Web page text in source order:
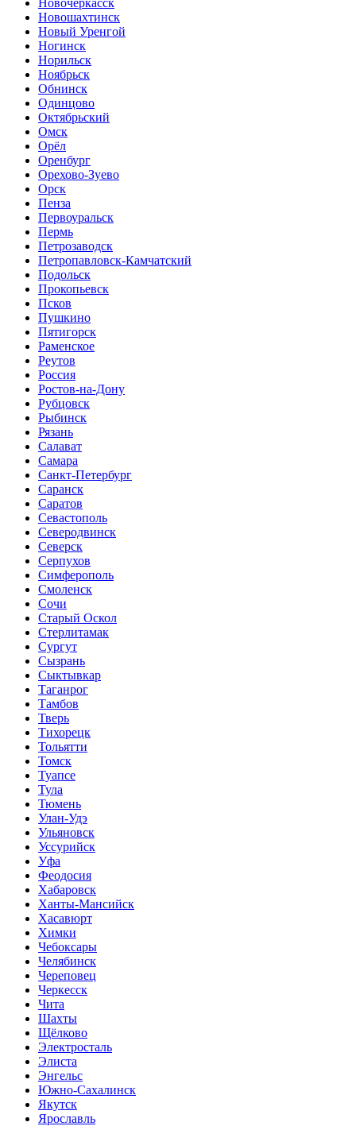
Новошахтинск
Новый Уренгой
Ногинск
Норильск
Ноябрьск
Обнинск
Одинцово
Октябрьский
Омск
Орёл
Оренбург
Орехово-Зуево
Орск
Пенза
Первоуральск
Пермь
Петрозаводск
Петропавловск-Камчатский
Подольск
Прокопьевск
Псков
Пушкино
Пятигорск
Раменское
Реутов
Россия
Ростов-на-Дону
Рубцовск
Рыбинск
Рязань
Салават
Самара
Санкт-Петербург
Саранск
Саратов
Севастополь
Северодвинск
Северск
Серпухов
Симферополь
Смоленск
Сочи
Старый Оскол
Стерлитамак
Сургут
Сызрань
Сыктывкар
Таганрог
Тамбов
Тверь
Тихорецк
Тольятти
Томск
Туапсе
Тула
Тюмень
Улан-Удэ
Ульяновск
Уссурийск
Уфа
Феодосия
Хабаровск
Ханты-Мансийск
Хасавюрт
Химки
Чебоксары
Челябинск
Череповец
Черкесск
Чита
Шахты
Щёлково
Электросталь
Элиста
Энгельс
Южно-Сахалинск
Якутск
Ярославль